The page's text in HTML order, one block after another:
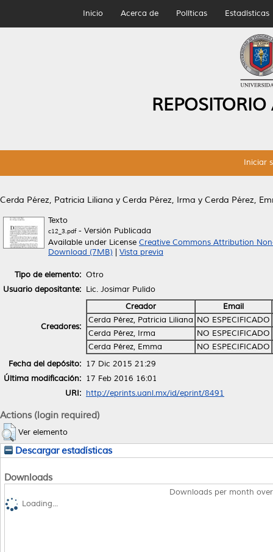
Inicio Acerca de Políticas Estadísticas
Iniciar
Cerda Pérez, Patricia Liliana y Cerda Pérez, Irma y Cerda Pérez,
Texto
c12_3.pdf- Versión Publicada
Available under License Creative Commons Attribution
Download (7MB)
Vista previa
Tipo de elemento: Otro
Usuario depositante: Lic. Josimar Pulido
Creadores:
Creador
Email
Cerda Pérez, Patricia Liliana NO ESPECIFICADO
Cerda Pérez, Irma
NO ESPECIFICADO
Cerda Pérez, Emma
NO ESPECIFICADO
Fecha del depósito: 17 Dic 2015 21:29
Última modificación: 17 Feb 2016 16:01
URI: http://eprints.uanl.mx/id/eprint/8491
Actions (login required)
Ver elemento
Descargar estadísticas
Downloads
Downloads per month
Loading...